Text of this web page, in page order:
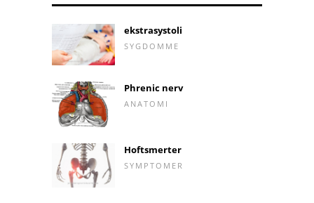
ekstrasystoli
SYGDOMME
Phrenic nerv
ANATOMI
Hoftsmerter
SYMPTOMER